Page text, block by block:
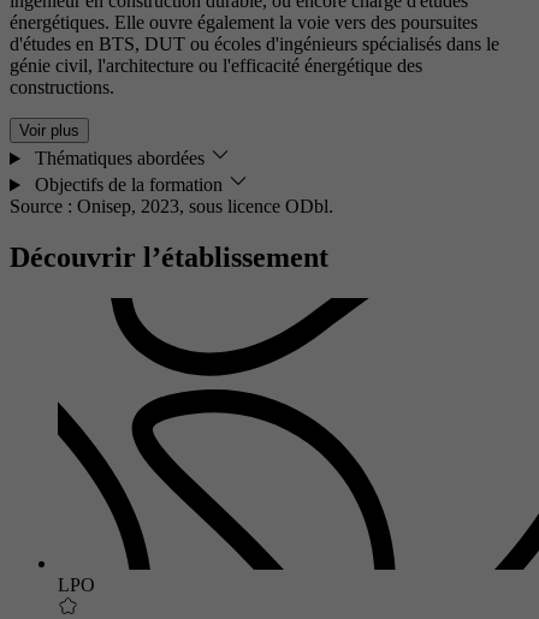
énergétiques. Elle ouvre également la voie vers des poursuites
d'études en BTS, DUT ou écoles d'ingénieurs spécialisés dans le
génie civil, l'architecture ou l'efficacité énergétique des
constructions.
Voir plus
Thématiques abordées
Objectifs de la formation
Source : Onisep, 2023, sous licence ODbl.
Découvrir l’établissement
LPO